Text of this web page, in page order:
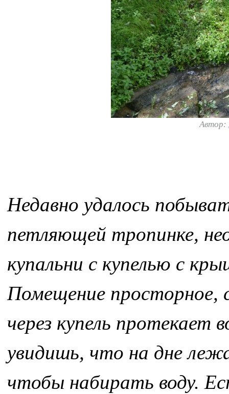
Автор:
Недавно удалось
петляющей тропинке,
купальни с купелью с
Помещение просторное,
через купель протекает
увидишь, что на дне
чтобы набирать воду.